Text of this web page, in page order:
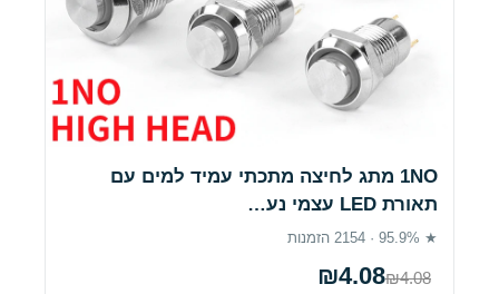
1NO מתג לחיצה מתכתי עמיד למים עם
תאורת LED עצמי נע…
★ 95.9% · 2154 הזמנות
₪4.08₪4.08